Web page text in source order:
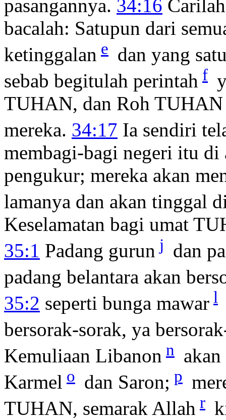
pasangannya. 34:16
bacalah: Satupun dari
ketinggalan e dan yang
sebab begitulah perintah f
TUHAN, dan Roh
mereka. 34:17 Ia sendiri
membagi-bagi negeri itu di
pengukur; mereka akan
lamanya dan akan tinggal
Keselamatan bagi umat
35:1 Padang gurun j dan
padang belantara akan
35:2 seperti bunga mawar l
bersorak-sorak, ya
Kemuliaan Libanon n
Karmel o dan Saron; p
TUHAN, semarak Allah r